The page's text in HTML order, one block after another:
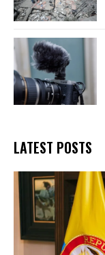
LATEST POSTS